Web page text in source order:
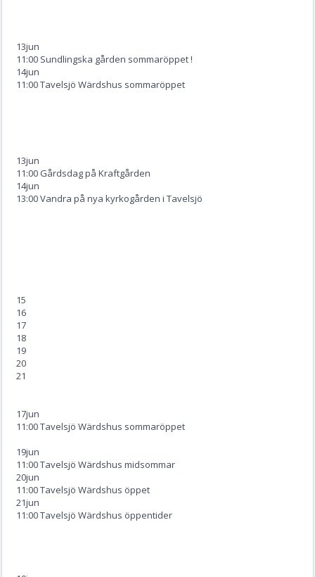
13jun
11:00 Sundlingska gården sommaröppet !
14jun
11:00 Tavelsjö Wärdshus sommaröppet
13jun
11:00 Gårdsdag på Kraftgården
14jun
13:00 Vandra på nya kyrkogården i Tavelsjö
15
16
17
18
19
20
21
17jun
11:00 Tavelsjö Wärdshus sommaröppet
19jun
11:00 Tavelsjö Wärdshus midsommar
20jun
11:00 Tavelsjö Wärdshus öppet
21jun
11:00 Tavelsjö Wärdshus öppentider